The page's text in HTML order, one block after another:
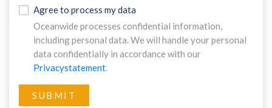
Agree to process my data
Oceanwide processes confidential information,
including personal data. We will handle your personal
data confidentially in accordance with our
Privacystatement.
SUBMIT